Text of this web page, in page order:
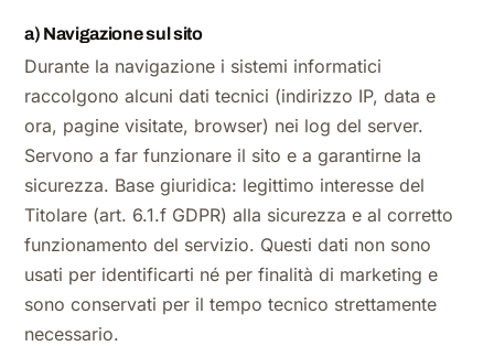
a) Navigazione sul sito
Durante la navigazione i sistemi informatici
raccolgono alcuni dati tecnici (indirizzo IP, data e
ora, pagine visitate, browser) nei log del server.
Servono a far funzionare il sito e a garantirne la
sicurezza. Base giuridica: legittimo interesse del
Titolare (art. 6.1.f GDPR) alla sicurezza e al corretto
funzionamento del servizio. Questi dati non sono
usati per identificarti né per finalità di marketing e
sono conservati per il tempo tecnico strettamente
necessario.